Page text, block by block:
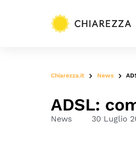
Chiarezza.it News
ADSL:
News 30 Luglio